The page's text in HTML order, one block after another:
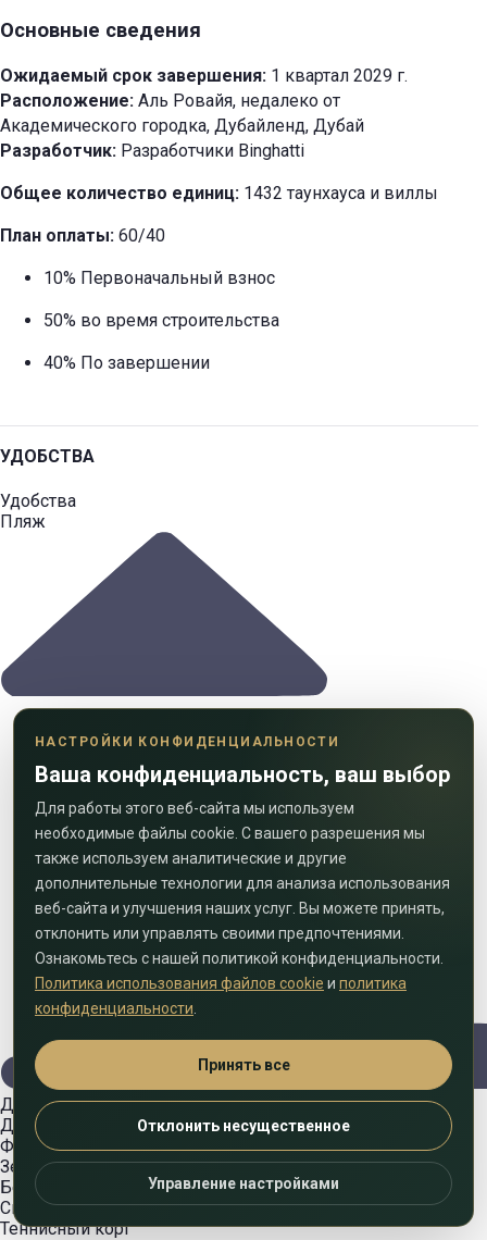
Основные сведения
Ожидаемый срок завершения: 1 квартал 2029 г.
Расположение: Аль Ровайя, недалеко от
Академического городка, Дубайленд, Дубай
Разработчик: Разработчики Binghatti
Общее количество единиц: 1432 таунхауса и виллы
План оплаты: 60/40
10% Первоначальный взнос
50% во время строительства
40% По завершении
УДОБСТВА
Удобства
Пляж
Детская игровая площадка
Детская игровая площадка
Фитнес-центр и тренажерный зал
Зеленые насаждения
Безопасность и видеонаблюдение
Спортивные площадки
Теннисный корт
НАСТРОЙКИ КОНФИДЕНЦИАЛЬНОСТИ
Ваша конфиденциальность, ваш выбор
Для работы этого веб-сайта мы используем
необходимые файлы cookie. С вашего разрешения мы
также используем аналитические и другие
дополнительные технологии для анализа использования
веб-сайта и улучшения наших услуг. Вы можете принять,
отклонить или управлять своими предпочтениями.
Ознакомьтесь с нашей политикой конфиденциальности.
Политика использования файлов cookie и политика
конфиденциальности
Принять все
Отклонить несущественное
Управление настройками